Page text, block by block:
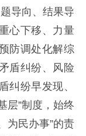
导向、结果导
心下移、力量
防调处化解综
盾纠纷、风险
纠纷早发现、
层”制度，始终
为民办事”的责